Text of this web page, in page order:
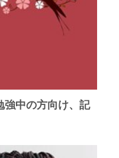
強中の方向け、記